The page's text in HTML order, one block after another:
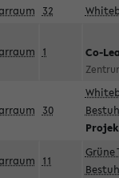
32
1 Co-
30
11
Grüne